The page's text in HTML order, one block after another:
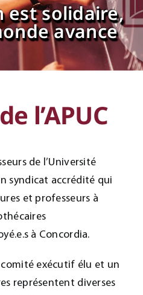
Collectives
est solidaire,
avance
l’APUC
de l’Université
syndicat accrédité qui
et professeurs à
à Concordia.
comité exécutif élu et un
représentent diverses